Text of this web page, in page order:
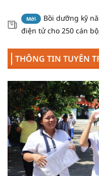
Mới
Bồi dưỡng kỹ
điện tử cho 250 cán
THÔNG TIN TUYÊN